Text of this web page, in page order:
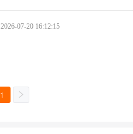
2026-07-20 16:12:15
1